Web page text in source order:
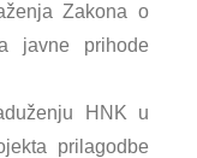
Zakona o
javne prihode
HNK u
prilagodbe